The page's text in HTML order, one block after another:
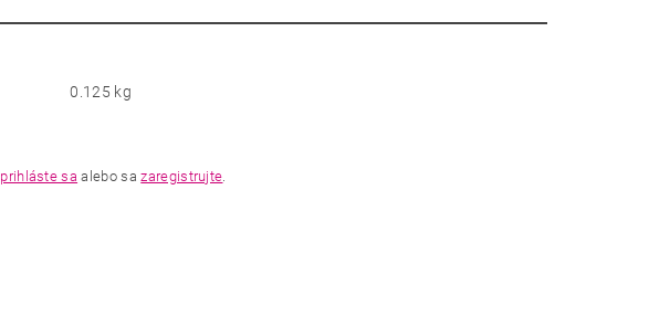
0.125 kg
prihláste sa alebo sazaregistrujte.